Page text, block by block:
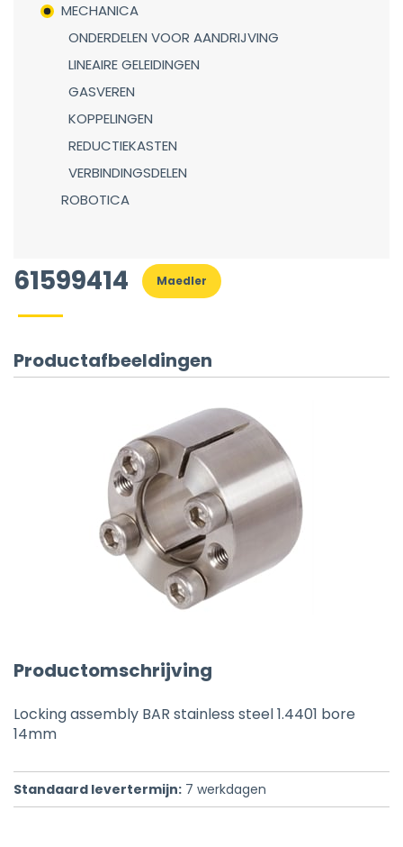
MECHANICA
ONDERDELEN VOOR AANDRIJVING
LINEAIRE GELEIDINGEN
GASVEREN
KOPPELINGEN
REDUCTIEKASTEN
VERBINDINGSDELEN
ROBOTICA
61599414 Maedler
Productafbeeldingen
Productomschrijving
Locking assembly BAR stainless steel 1.4401 bore
14mm
Standaard levertermijn: 7 werkdagen